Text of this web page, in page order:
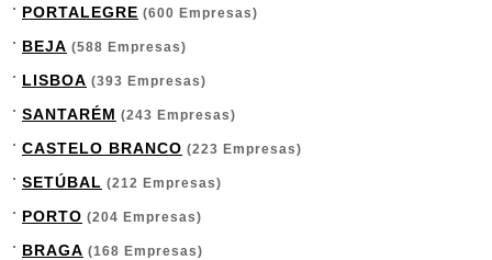
PORTALEGRE (600 Empresas)
BEJA (588 Empresas)
LISBOA (393 Empresas)
SANTARÉM (243 Empresas)
CASTELO BRANCO (223 Empresas)
SETÚBAL (212 Empresas)
PORTO (204 Empresas)
BRAGA (168 Empresas)